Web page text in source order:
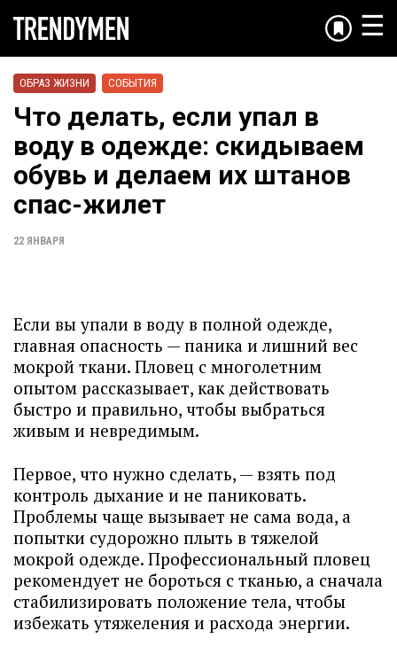
☰
ОБРАЗ ЖИЗНИ СОБЫТИЯ
Что делать, если упал в
воду в одежде: скидываем
обувь и делаем их штанов
спас-жилет
22 ЯНВАРЯ
Если вы упали в воду в полной одежде,
главная опасность — паника и лишний вес
мокрой ткани. Пловец с многолетним
опытом рассказывает, как действовать
быстро и правильно, чтобы выбраться
живым и невредимым.
Первое, что нужно сделать, — взять под
контроль дыхание и не паниковать.
Проблемы чаще вызывает не сама вода, а
попытки судорожно плыть в тяжелой
мокрой одежде. Профессиональный пловец
рекомендует не бороться с тканью, а сначала
стабилизировать положение тела, чтобы
избежать утяжеления и расхода энергии.